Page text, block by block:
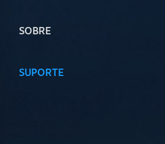
SOBRE
SUPORTE